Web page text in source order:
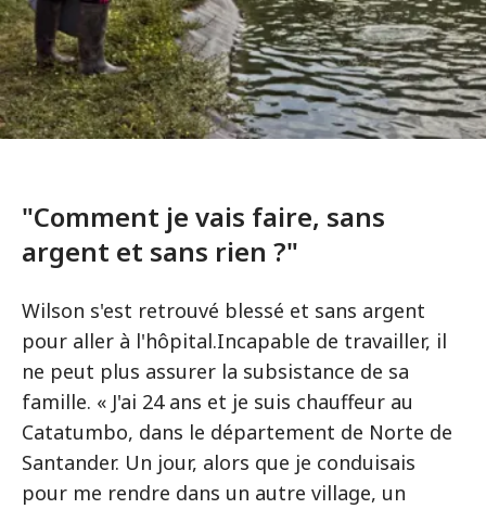
"Comment je vais faire, sans
argent et sans rien ?"
Wilson s'est retrouvé blessé et sans argent
pour aller à l'hôpital.Incapable de travailler, il
ne peut plus assurer la subsistance de sa
famille. « J'ai 24 ans et je suis chauffeur au
Catatumbo, dans le département de Norte de
Santander. Un jour, alors que je conduisais
pour me rendre dans un autre village, un